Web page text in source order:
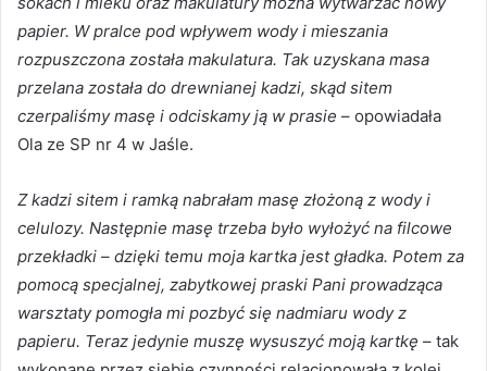
papier. W pralce pod wpływem wody i mieszania
rozpuszczona została makulatura. Tak uzyskana masa
przelana została do drewnianej kadzi, skąd sitem
czerpaliśmy masę i odciskamy ją w prasie – opowiadała
Ola ze SP nr 4 w Jaśle.
Z kadzi sitem i ramką nabrałam masę złożoną z wody i
celulozy. Następnie masę trzeba było wyłożyć na filcowe
przekładki – dzięki temu moja kartka jest gładka. Potem za
pomocą specjalnej, zabytkowej praski Pani prowadząca
warsztaty pomogła mi pozbyć się nadmiaru wody z
papieru. Teraz jedynie muszę wysuszyć moją kartkę – tak